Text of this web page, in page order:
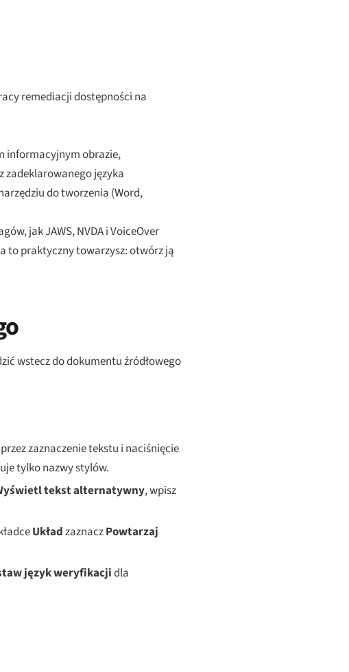
remediacji dostępności na
informacyjnym obrazie,
języka
do tworzenia (Word,
jak JAWS, NVDA i VoiceOver
to praktyczny towarzysz: otwórz ją
wstecz do dokumentu źródłowego
zaznaczenie tekstu i naciśnięcie
tylko nazwy stylów.
tekst alternatywny, wpisz
UkładzaznaczPowtarzaj
język weryfikacjidla